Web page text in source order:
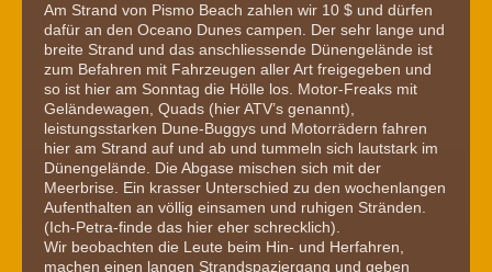
Am Strand von Pismo Beach zahlen wir 10 $ und dürfen
dafür an den Oceano Dunes campen. Der sehr lange und
breite Strand und das anschliessende Dünengelände ist
zum Befahren mit Fahrzeugen aller Art freigegeben und
so ist hier am Sonntag die Hölle los. Motor-Freaks mit
Geländewagen, Quads (hier ATV’s genannt),
leistungsstarken Dune-Buggys und Motorrädern fahren
hier am Strand auf und ab und tummeln sich lautstark im
Dünengelände. Die Abgase mischen sich mit der
Meerbrise. Ein krasser Unterschied zu den wochenlangen
Aufenthalten an völlig einsamen und ruhigen Stränden.
(Ich-Petra-finde das hier eher schrecklich).
Wir beobachten die Leute beim Hin- und Herfahren,
machen einen langen Strandspaziergang und geben